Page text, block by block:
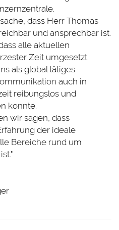
dass Herr Thomas
und ansprechbar ist.
alle aktuellen
Zeit umgesetzt
als global tätiges
auch in
reibungslos und
konnte.
wir sagen, dass
der ideale
Bereiche rund um